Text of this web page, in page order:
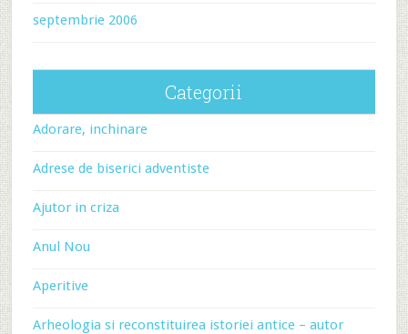
septembrie 2006
Categorii
Adorare, inchinare
Adrese de biserici adventiste
Ajutor in criza
Anul Nou
Aperitive
Arheologia si reconstituirea istoriei antice – autor